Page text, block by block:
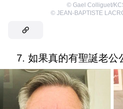
© Gael Colliguet/
© JEAN-BAPTISTE
7. 如果真的有聖誕老公